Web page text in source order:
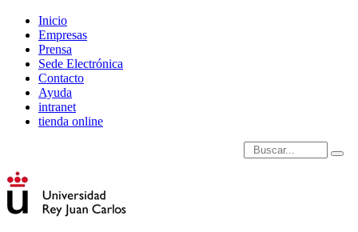
Inicio
Empresas
Prensa
Sede Electrónica
Contacto
Ayuda
intranet
tienda online
Introduce términos de